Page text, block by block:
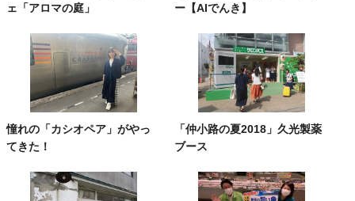
ェ「アロマの庭」
ー【AIでんき】
憧れの「カシオペア」がやっ
てきた！
「仲小路の夏2018」久光製薬
ブース